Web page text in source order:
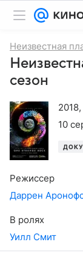
Неизвестная
сезон
2018,
10
Режиссер
Даррен
В ролях
Уилл Смит